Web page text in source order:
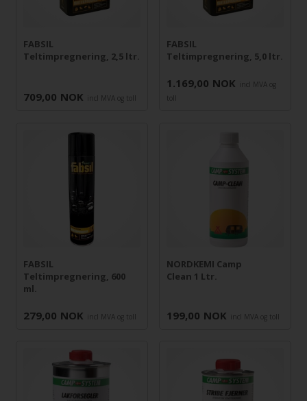
FABSIL
Teltimpregnering, 2,5 ltr.
709,00 NOK incl MVA og toll
FABSIL
Teltimpregnering, 5,0 ltr.
1.169,00 NOK
incl MVA og
toll
FABSIL
Teltimpregnering, 600
ml.
279,00 NOK incl MVA og toll
NORDKEMI Camp
Clean 1 Ltr.
199,00 NOK incl MVA og toll